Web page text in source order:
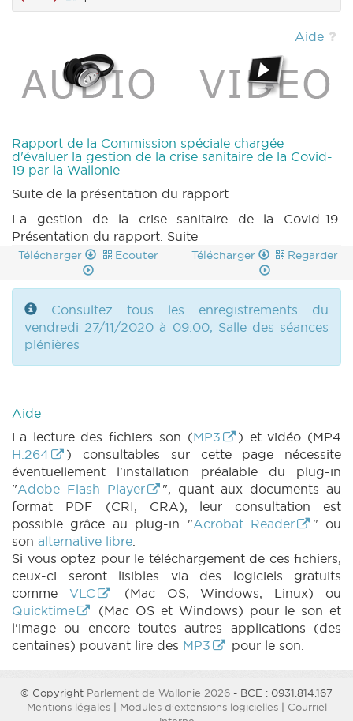
Aide
Rapport de la Commission spéciale chargée
d'évaluer la gestion de la crise sanitaire de la Covid-
19 par la Wallonie
Suite de la présentation du rapport
La gestion de la crise sanitaire de la Covid-19.
Présentation du rapport. Suite
Télécharger Ecouter Télécharger Regarder
Consultez tous les enregistrements du
vendredi 27/11/2020 à 09:00, Salle des séances
plénières
Aide
La lecture des fichiers son (MP3
) et vidéo (MP4
H.264
) consultables sur cette page nécessite
éventuellement l'installation préalable du plug-in
"Adobe Flash Player
", quant aux documents au
format PDF (CRI, CRA), leur consultation est
possible grâce au plug-in "Acrobat Reader
" ou
son alternative libre.
Si vous optez pour le téléchargement de ces fichiers,
ceux-ci seront lisibles via des logiciels gratuits
comme VLC
(Mac OS, Windows, Linux) ou
Quicktime
(Mac OS et Windows) pour le son et
l'image ou encore toutes autres applications (des
centaines) pouvant lire des MP3 pour le son.
© Copyright Parlement de Wallonie 2026 - BCE : 0931.814.167
Mentions légales| Modules d'extensions logicielles| Courriel